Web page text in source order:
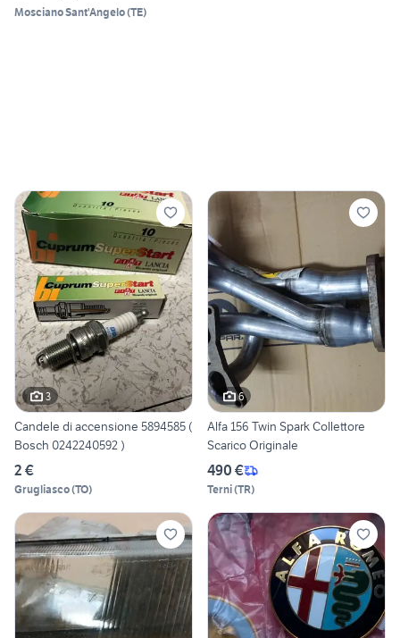
Mosciano Sant'Angelo(TE)
3
Candele di accensione 5894585 (
Bosch 0242240592 )
2 €
Grugliasco(TO)
6
Alfa 156 Twin Spark Collettore
Scarico Originale
490 €
Terni(TR)